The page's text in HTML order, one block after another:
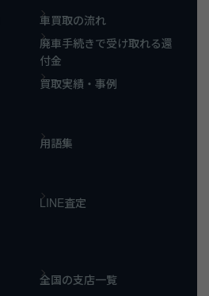
車買取の流れ
廃車手続きで受け取れる還
付金
買取実績・事例
用語集
LINE査定
全国の支店一覧